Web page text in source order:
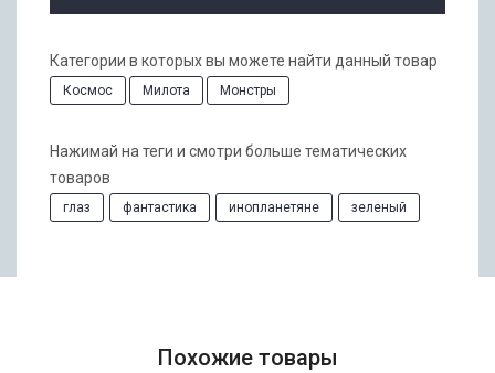
Категории в которых вы можете найти данный товар
Космос Милота Монстры
Нажимай на теги и смотри больше тематических
товаров
глаз фантастика инопланетяне зеленый
Похожие товары